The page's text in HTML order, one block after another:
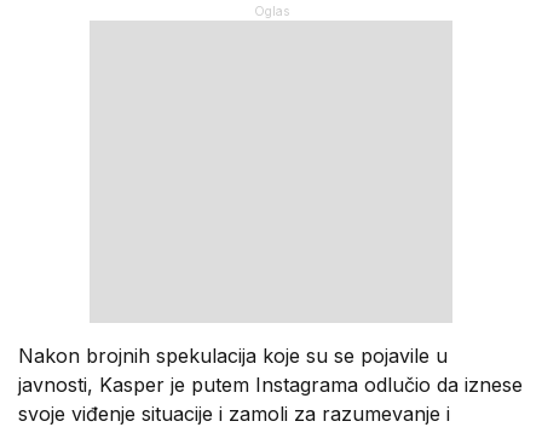
Nakon brojnih spekulacija koje su se pojavile u
javnosti, Kasper je putem Instagrama odlučio da iznese
svoje viđenje situacije i zamoli za razumevanje i